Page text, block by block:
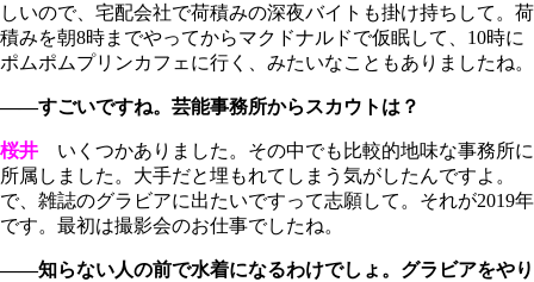
しいので、宅配会社で荷積みの深夜バイトも掛け持ちして。荷
積みを朝8時までやってからマクドナルドで仮眠して、10時に
ポムポムプリンカフェに行く、みたいなこともありましたね。
――すごいですね。芸能事務所からスカウトは？
桜井 いくつかありました。その中でも比較的地味な事務所に
所属しました。大手だと埋もれてしまう気がしたんですよ。
で、雑誌のグラビアに出たいですって志願して。それが2019年
です。最初は撮影会のお仕事でしたね。
――知らない人の前で水着になるわけでしょ。グラビアをやり